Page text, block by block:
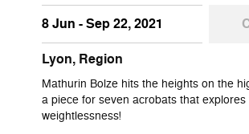
8 Jun - Sep 22, 2021
Lyon, Region
Mathurin Bolze hits the heights on the
a piece for seven acrobats that
weightlessness!